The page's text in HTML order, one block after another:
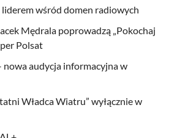
wśród domen radiowych
Mędrala poprowadzą „Pokochaj
Polsat
nowa audycja informacyjna w
Władca Wiatru” wyłącznie w